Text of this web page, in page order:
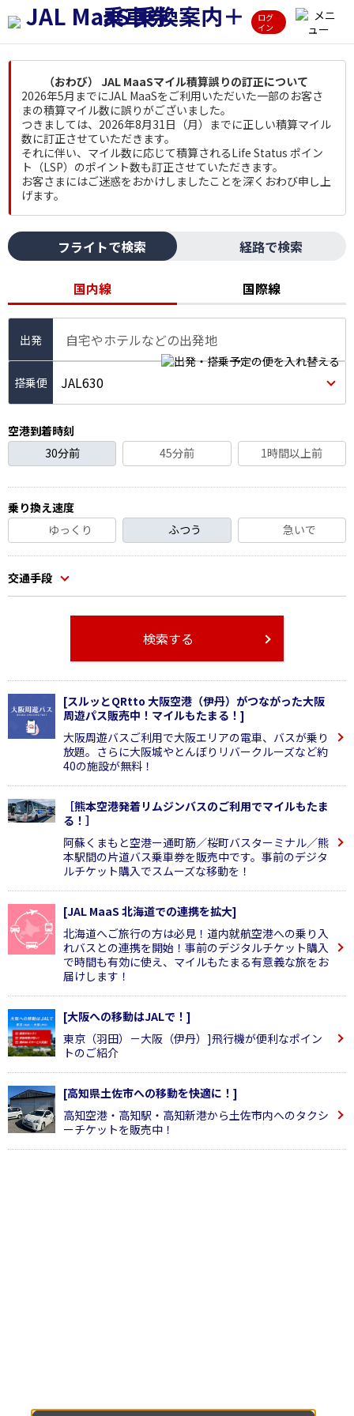
ログ
イン
（おわび） JAL MaaSマイル積算誤りの訂正について
2026年5月までにJAL MaaSをご利用いただいた一部のお客さ
まの積算マイル数に誤りがございました。
つきましては、2026年8月31日（月）までに正しい積算マイル
数に訂正させていただきます。
それに伴い、マイル数に応じて積算されるLife Status ポイン
ト（LSP）のポイント数も訂正させていただきます。
お客さまにはご迷惑をおかけしましたことを深くおわび申し上
げます。
フライトで検索 経路で検索
国内線 国際線
出発 自宅やホテルなどの出発地
JAL630
空港到着時刻
30分前
45分前 1時間以上前
乗り換え速度
ゆっくり
ふつう 急いで
交通手段
検索する
[スルッとQRtto 大阪空港（伊丹）がつながった大阪
周遊パス販売中！マイルもたまる！]
大阪周遊バスご利用で大阪エリアの電車、バスが乗り
放題。さらに大阪城やとんぼりリバークルーズなど約
40の施設が無料！
［熊本空港発着リムジンバスのご利用でマイルもたま
る！］
阿蘇くまもと空港ー通町筋／桜町バスターミナル／熊
本駅間の片道バス乗車券を販売中です。事前のデジタ
ルチケット購入でスムーズな移動を！
[JAL MaaS 北海道での連携を拡大]
北海道へご旅行の方は必見！道内就航空港への乗り入
れバスとの連携を開始！事前のデジタルチケット購入
で時間も有効に使え、マイルもたまる有意義な旅をお
届けします！
[大阪への移動はJALで！]
東京（羽田）－大阪（伊丹）]飛行機が便利なポイン
トのご紹介
[高知県土佐市への移動を快適に！]
高知空港・高知駅・高知新港から土佐市内へのタクシ
ーチケットを販売中！